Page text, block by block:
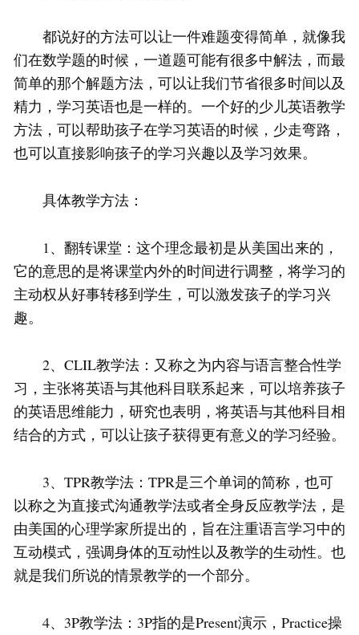
都说好的方法可以让一件难题变得简单，就像我
们在数学题的时候，一道题可能有很多中解法，而最
简单的那个解题方法，可以让我们节省很多时间以及
精力，学习英语也是一样的。一个好的少儿英语教学
方法，可以帮助孩子在学习英语的时候，少走弯路，
也可以直接影响孩子的学习兴趣以及学习效果。
具体教学方法：
1、翻转课堂：这个理念最初是从美国出来的，
它的意思的是将课堂内外的时间进行调整，将学习的
主动权从好事转移到学生，可以激发孩子的学习兴
趣。
2、CLIL教学法：又称之为内容与语言整合性学
习，主张将英语与其他科目联系起来，可以培养孩子
的英语思维能力，研究也表明，将英语与其他科目相
结合的方式，可以让孩子获得更有意义的学习经验。
3、TPR教学法：TPR是三个单词的简称，也可
以称之为直接式沟通教学法或者全身反应教学法，是
由美国的心理学家所提出的，旨在注重语言学习中的
互动模式，强调身体的互动性以及教学的生动性。也
就是我们所说的情景教学的一个部分。
4、3P教学法：3P指的是Present演示，Practice操